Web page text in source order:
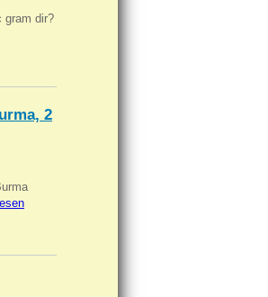
gram dir?
2